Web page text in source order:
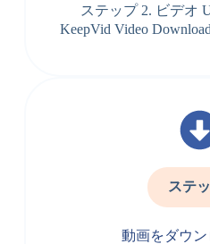
ステップ 2. ビデオ
KeepVid Video
ステ
動画をダウ